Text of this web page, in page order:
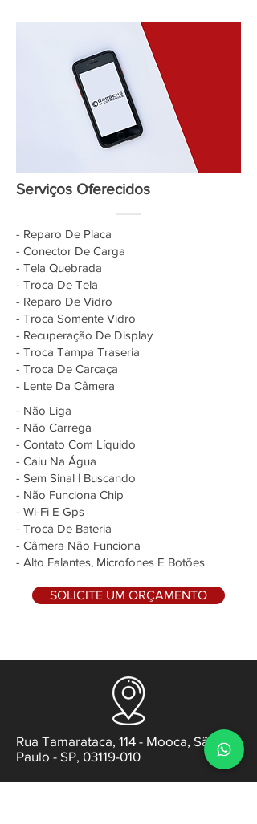
Serviços Oferecidos
- Reparo De Placa
- Conector De Carga
- Tela Quebrada
- Troca De Tela
- Reparo De Vidro
- Troca Somente Vidro
- Recuperação De Display
- Troca Tampa Traseria
- Troca De Carcaça
- Lente Da Câmera
- Não Liga
- Não Carrega
- Contato Com Líquido
- Caiu Na Água
- Sem Sinal | Buscando
- Não Funciona Chip
- Wi-Fi E Gps
- Troca De Bateria
- Câmera Não Funciona
- Alto Falantes, Microfones E Botões
SOLICITE UM ORÇAMENTO
Rua Tamarataca, 114 - Mooca, São
Paulo - SP, 03119-010